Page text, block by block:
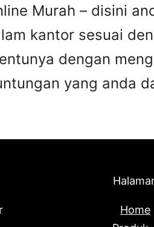
Murah – disini
kantor sesuai
dengan
yang anda
Home